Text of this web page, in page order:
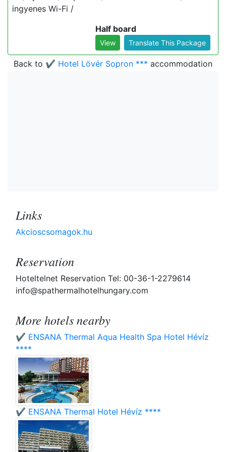
ingyenes Wi-Fi /
Half board
View Translate This Package
Back to ✔️ Hotel Lövér Sopron *** accommodation
Links
Akcioscsomagok.hu
Reservation
Hoteltelnet Reservation Tel: 00-36-1-2279614
info@spathermalhotelhungary.com
More hotels nearby
✔️ ENSANA Thermal Aqua Health Spa Hotel Hévíz
****
✔️ ENSANA Thermal Hotel Hévíz ****